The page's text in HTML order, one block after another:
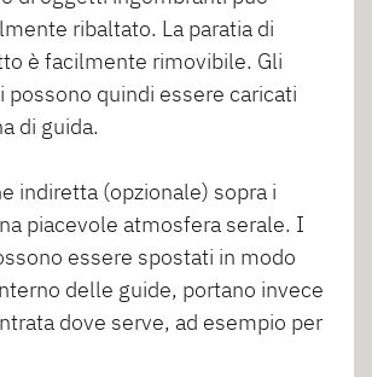
ribaltato. La paratia di
è facilmente rimovibile. Gli
possono quindi essere caricati
di guida.
indiretta (opzionale) sopra i
piacevole atmosfera serale. I
essere spostati in modo
delle guide, portano invece
dove serve, ad esempio per